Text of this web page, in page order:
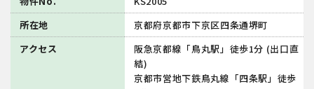
所在地
京都府京都市下京区四条通堺町
アクセス
阪急京都線「鳥丸駅」徒歩1分 (出口直
結)
京都市営地下鉄鳥丸線「四条駅」徒歩